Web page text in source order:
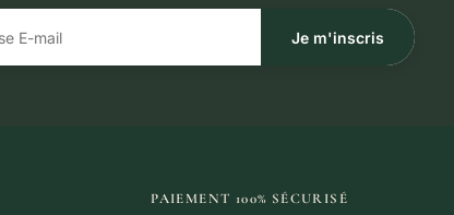
Je m'inscris
PAIEMENT 100% SÉCURISÉ